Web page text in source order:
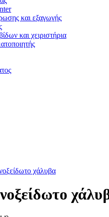
και εξαγωγής
και χειριστήρια
χάλυβα